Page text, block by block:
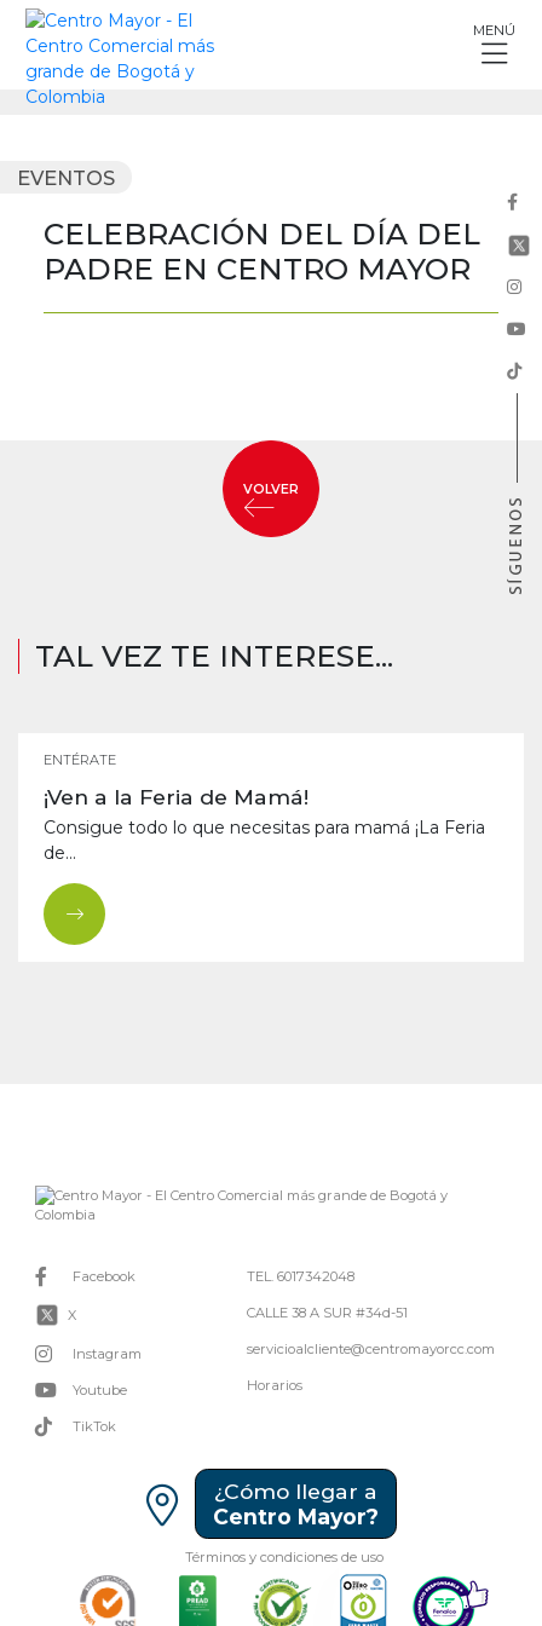
Skip
MENÚ
EVENTOS
CELEBRACIÓN DEL DÍA DEL
PADRE EN CENTRO MAYOR
VOLVER
TAL VEZ TE INTERESE...
ENTÉRATE
¡Ven a la Feria de Mamá!
Consigue todo lo que necesitas para mamá ¡La Feria
de...
Facebook
X
Instagram
Youtube
TikTok
TEL. 6017342048
CALLE 38 A SUR #34d-51
servicioalcliente@centromayorcc.com
Horarios
¿Cómo llegar a
Centro Mayor?
Términos y condiciones de uso